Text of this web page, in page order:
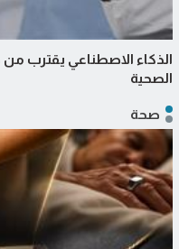
الذكاء الاصطناعي يقترب من
الصحية
صحة